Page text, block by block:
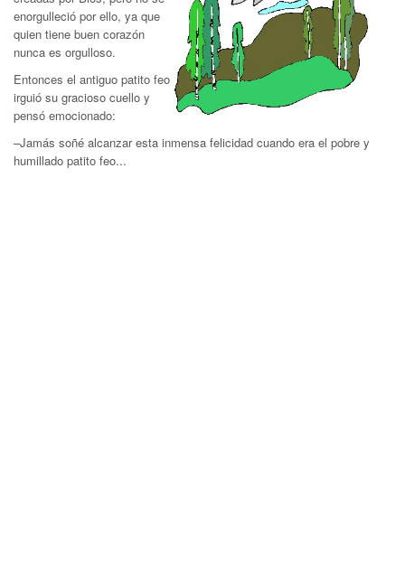
enorgulleció por ello, ya que
quien tiene buen corazón
nunca es orgulloso.
Entonces el antiguo patito feo
irguió su gracioso cuello y
pensó emocionado:
–Jamás soñé alcanzar esta inmensa felicidad cuando era el pobre y
humillado patito feo...